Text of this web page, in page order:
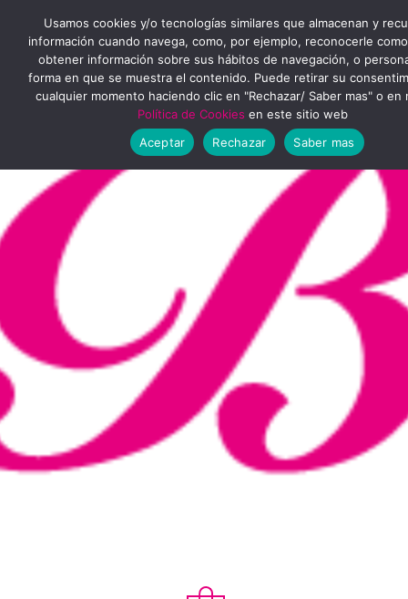
contenido
MENÚ
PRINCIPAL
Usamos cookies y/o tecnologías similares que almacenan y
información cuando navega, como, por ejemplo, reconocerle
obtener información sobre sus hábitos de navegación, o
forma en que se muestra el contenido. Puede retirar su
cualquier momento haciendo clic en "Rechazar/ Saber mas" o en
Política de Cookies en este sitio web
Aceptar
Rechazar Saber mas